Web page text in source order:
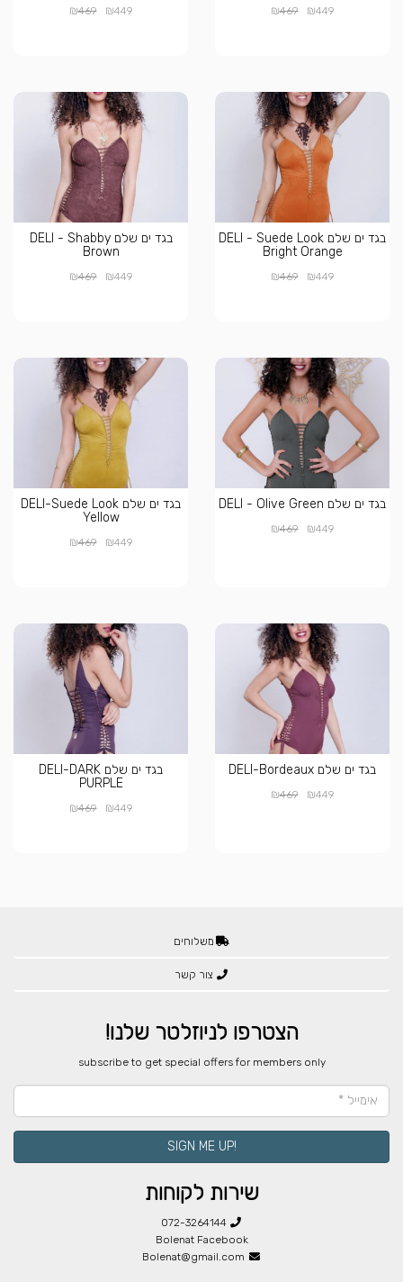
₪449
₪469
₪449
₪469
בגד ים שלם DELI - Suede Look
Bright Orange
₪449
₪469
בגד ים שלם DELI - Shabby
Brown
₪449
₪469
בגד ים שלם DELI - Olive Green
₪449
₪469
בגד ים שלם DELI-Suede Look
Yellow
₪449
₪469
בגד ים שלם DELI-Bordeaux
₪449
₪469
בגד ים שלם DELI-DARK
PURPLE
₪449
₪469
משלוחים
צור קשר
הצטרפו לניוזלטר שלנו!
​subscribe to get special offers for members only
!SIGN ME UP
שירות לקוחות
072-3264144
Bolenat Facebook
Bolenat@gmail.com